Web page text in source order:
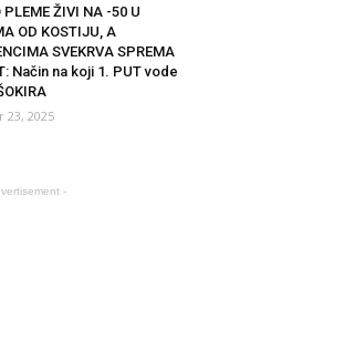
PLEME ŽIVI NA -50 U
OD KOSTIJU, A
SVEKRVA SPREMA
Način na koji 1. PUT vode
23, 2025
-